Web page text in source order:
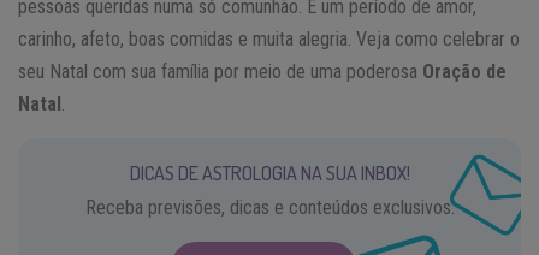
pessoas queridas numa só comunhão. É um período de amor,
carinho, afeto, boas comidas e muita alegria. Veja como celebrar o
seu Natal com sua família por meio de uma poderosa Oração de
Natal
DICAS DE ASTROLOGIA NA SUA INBOX!
Receba previsões, dicas e conteúdos exclusivos.